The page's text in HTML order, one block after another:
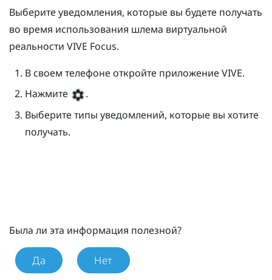
Выберите уведомления, которые вы будете получать
во время использования шлема виртуальной
реальности VIVE Focus.
В своем телефоне откройте приложение VIVE.
Нажмите
.
Выберите типы уведомлений, которые вы хотите
получать.
Была ли эта информация полезной?
Да Нет